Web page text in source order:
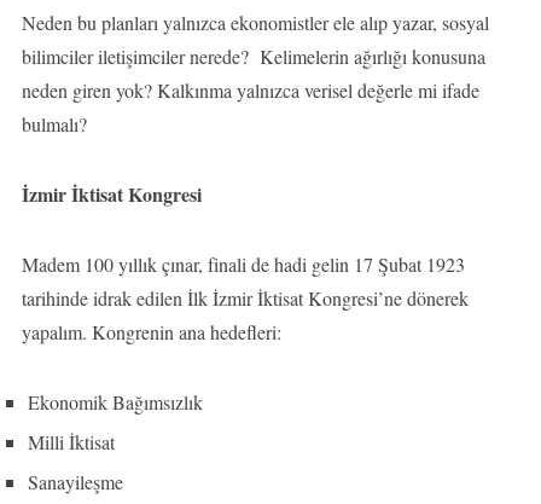
Neden bu planları yalnızca ekonomistler ele alıp yazar, sosyal
bilimciler iletişimciler nerede? Kelimelerin ağırlığı konusuna
neden giren yok? Kalkınma yalnızca verisel değerle mi ifade
bulmalı?
İzmir İktisat Kongresi
Madem 100 yıllık çınar, finali de hadi gelin 17 Şubat 1923
tarihinde idrak edilen İlk İzmir İktisat Kongresi’ne dönerek
yapalım. Kongrenin ana hedefleri:
Ekonomik Bağımsızlık
Milli İktisat
Sanayileşme